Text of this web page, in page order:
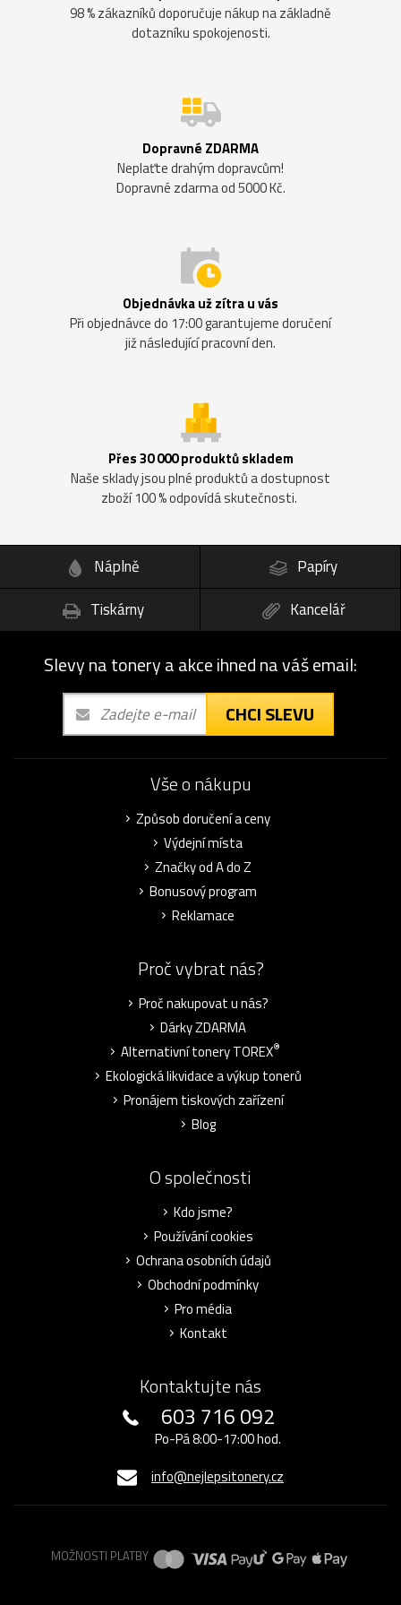
98 % zákazníků doporučuje nákup na základně
dotazníku spokojenosti.
Dopravné ZDARMA
Neplaťte drahým dopravcům!
Dopravné zdarma od 5000 Kč.
Objednávka už zítra u vás
Při objednávce do 17:00 garantujeme doručení
již následující pracovní den.
Přes 30 000 produktů skladem
Naše sklady jsou plné produktů a dostupnost
zboží 100 % odpovídá skutečnosti.
Náplně
Papíry
Tiskárny
Kancelář
Slevy na tonery a akce ihned na váš email:
CHCI SLEVU
Vše o nákupu
Způsob doručení a ceny
Výdejní místa
Značky od A do Z
Bonusový program
Reklamace
Proč vybrat nás?
Proč nakupovat u nás?
Dárky ZDARMA
Alternativní tonery TOREX®
Ekologická likvidace a výkup tonerů
Pronájem tiskových zařízení
Blog
O společnosti
Kdo jsme?
Používání cookies
Ochrana osobních údajů
Obchodní podmínky
Pro média
Kontakt
Kontaktujte nás
603 716 092
Po-Pá 8:00-17:00 hod.
info@nejlepsitonery.cz
MOŽNOSTI PLATBY